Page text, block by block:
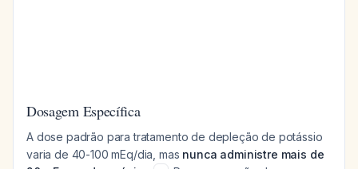
Dosagem Específica
A dose padrão para tratamento de depleção de potássio
varia de 40-100 mEq/dia, mas nunca administre mais de